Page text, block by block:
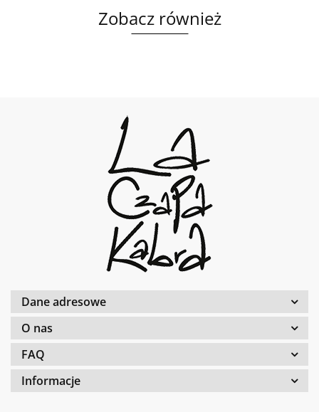
Zobacz również
Dane adresowe
O nas
FAQ
Informacje